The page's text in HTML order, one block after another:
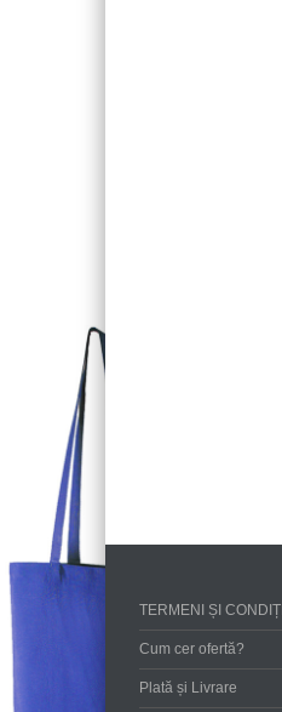
TERMENI ȘI CONDIȚII
Cum cer ofertă?
Plată și Livrare